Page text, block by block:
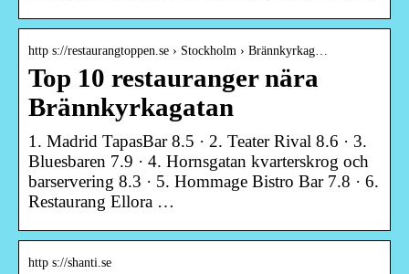
http s://restaurangtoppen.se › Stockholm › Brännkyrkag…
Top 10 restauranger nära
Brännkyrkagatan
1. Madrid TapasBar 8.5 · 2. Teater Rival 8.6 · 3.
Bluesbaren 7.9 · 4. Hornsgatan kvarterskrog och
barservering 8.3 · 5. Hommage Bistro Bar 7.8 · 6.
Restaurang Ellora …
http s://shanti.se